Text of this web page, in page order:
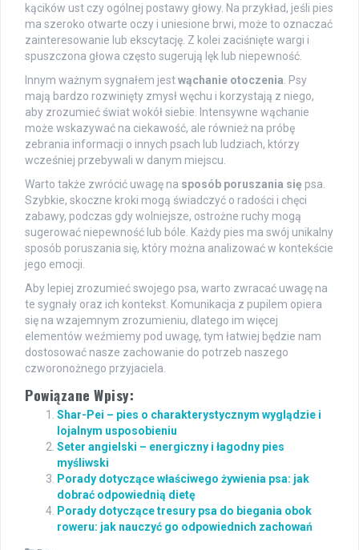
kącików ust czy ogólnej postawy głowy. Na przykład, jeśli pies
ma szeroko otwarte oczy i uniesione brwi, może to oznaczać
zainteresowanie lub ekscytację. Z kolei zaciśnięte wargi i
spuszczona głowa często sugerują lęk lub niepewność.
Innym ważnym sygnałem jestwąchanie otoczenia. Psy
mają bardzo rozwinięty zmysł węchu i korzystają z niego,
aby zrozumieć świat wokół siebie. Intensywne wąchanie
może wskazywać na ciekawość, ale również na próbę
zebrania informacji o innych psach lub ludziach, którzy
wcześniej przebywali w danym miejscu.
Warto także zwrócić uwagę na sposób poruszania się psa.
Szybkie, skoczne kroki mogą świadczyć o radości i chęci
zabawy, podczas gdy wolniejsze, ostrożne ruchy mogą
sugerować niepewność lub bóle. Każdy pies ma swój unikalny
sposób poruszania się, który można analizować w kontekście
jego emocji.
Aby lepiej zrozumieć swojego psa, warto zwracać uwagę na
te sygnały oraz ich kontekst. Komunikacja z pupilem opiera
się na wzajemnym zrozumieniu, dlatego im więcej
elementów weźmiemy pod uwagę, tym łatwiej będzie nam
dostosować nasze zachowanie do potrzeb naszego
czworonożnego przyjaciela.
Powiązane Wpisy:
Shar-Pei – pies o charakterystycznym wyglądzie i
lojalnym usposobieniu
Seter angielski – energiczny i łagodny pies
myśliwski
Porady dotyczące właściwego żywienia psa: jak
dobrać odpowiednią dietę
Porady dotyczące tresury psa do biegania obok
roweru: jak nauczyć go odpowiednich zachowań